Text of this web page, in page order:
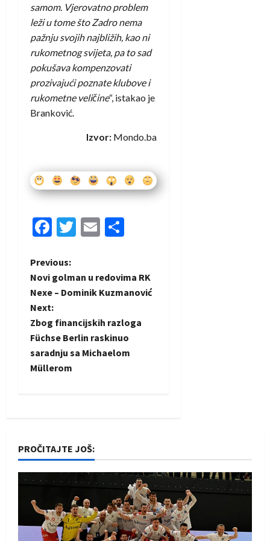
samom. Vjerovatno problem
leži u tome što Zadro nema
pažnju svojih najbližih, kao ni
rukometnog svijeta, pa to sad
pokušava kompenzovati
prozivajući poznate klubove i
rukometne veličine“, istakao je
Branković.
Izvor:Mondo.ba
Facebook
Twitter
Email
P
o
s
t
n
i
g
a
t
Previous:
Novi golman u redovima RK
Nexe – Dominik Kuzmanović
Next:
Zbog financijskih razloga
Füchse Berlin raskinuo
saradnju sa Michaelom
Müllerom
PROČITAJTE JOŠ: